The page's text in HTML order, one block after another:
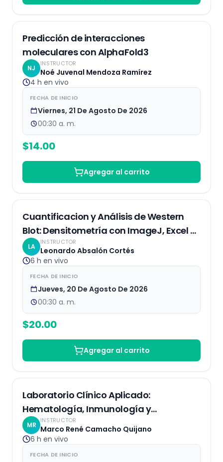
Predicción de interacciones
moleculares con AlphaFold3
NJ
INSTRUCTOR
Noé Juvenal Mendoza Ramírez
4 h en vivo
FECHA DE INICIO
Viernes, 21 De Agosto De 2026
00:30 a. m.
$14.00
Agregar al carrito
Cuantificacion y Análisis de Western
Blot: Densitometría con ImageJ, Excel y
R.LA
INSTRUCTOR
Leonardo Absalón Cortés
6 h en vivo
FECHA DE INICIO
Jueves, 20 De Agosto De 2026
00:30 a. m.
$20.00
Agregar al carrito
Laboratorio Clínico Aplicado:
Hematología, Inmunología y
Bioquímica
MR
INSTRUCTOR
Marco René Camacho Quijano
6 h en vivo
FECHA DE INICIO